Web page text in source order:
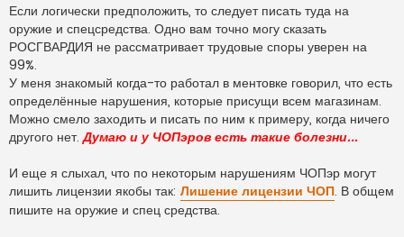
р
о
ч
и
т
а
н
н
о
е
с
о
щ
е
и
Если логически предположить, то следует писать туда на
оружие и спецсредства. Одно вам точно могу сказать
РОСГВАРДИЯ не рассматривает трудовые споры уверен на
99%.
У меня знакомый когда-то работал в ментовке говорил, что есть
определённые нарушения, которые присущи всем магазинам.
Можно смело заходить и писать по ним к примеру, когда ничего
другого нет.Думаю и у ЧОПэров есть такие болезни...
И еще я слыхал, что по некоторым нарушениям ЧОПэр могут
лишить лицензии якобы так: Лишение лицензии ЧОП. В общем
пишите на оружие и спец средства.